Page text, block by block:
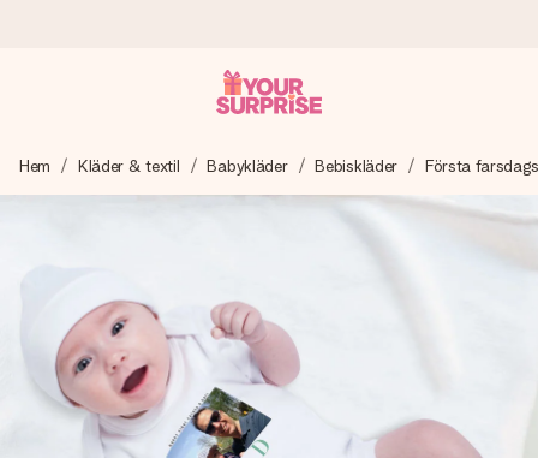
Vi skapar din gåva med omsorg och skickar den blixtsnabbt
– så att du kan ge den i precis rätt tid, när det betyder som
4,6 (baserat på +15 000 recensioner)
Våra gåvor inspirerar. Kunder ger oss 4,6 på Google
Reviews.
Hem Kläder & textil Babykläder Bebiskläder Första